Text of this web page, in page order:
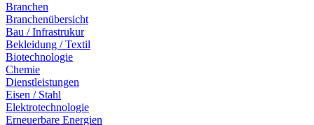
Branchen
Branchenübersicht
Bau / Infrastrukur
Bekleidung / Textil
Biotechnologie
Chemie
Dienstleistungen
Eisen / Stahl
Elektrotechnologie
Erneuerbare Energien